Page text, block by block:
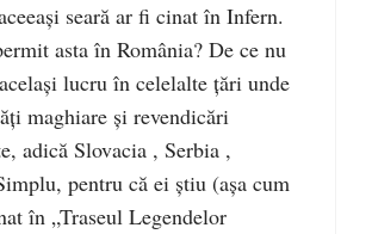
seară ar fi cinat în Infern.
asta în România? De ce nu
lucru în celelalte ţări unde
maghiare şi revendicări
adică Slovacia , Serbia ,
pentru că ei ştiu (aşa cum
în „Traseul Legendelor